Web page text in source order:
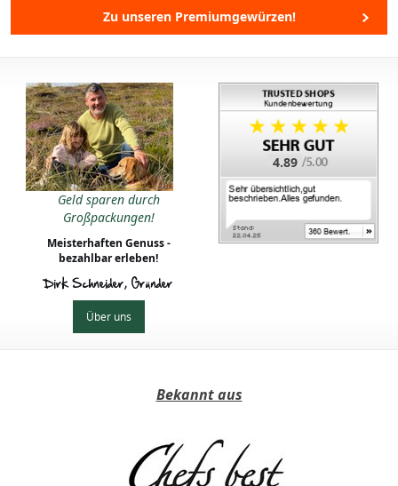
Zu unseren Premiumgewürzen!
Geld sparen durch
Großpackungen!
Meisterhaften Genuss -
bezahlbar erleben!
Dirk Schneider, Gründer
Über uns
4.89
Bekannt aus